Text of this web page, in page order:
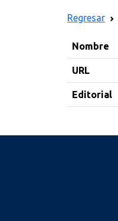
Regresar
Nombre
URL
Editorial